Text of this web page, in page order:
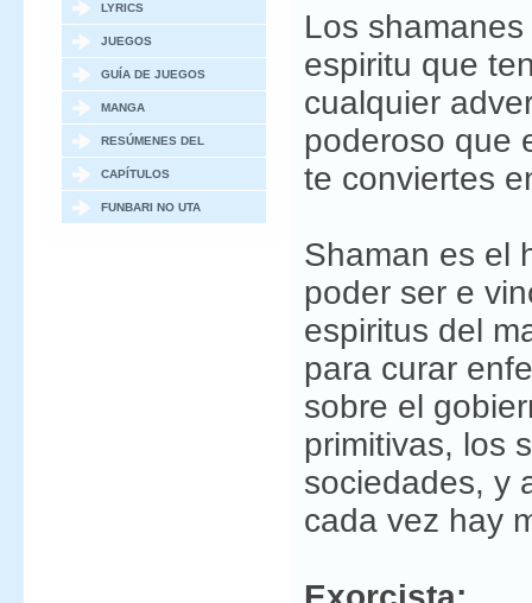
LYRICS
JUEGOS
GUÍA DE JUEGOS
MANGA
RESÚMENES DEL
MANGA
CAPÍTULOS
ESPECIALES / OVAS
FUNBARI NO UTA
Los
espiritu que
cualquier
poderoso que
te conviertes
Shaman es el
poder ser e
espiritus del
para curar
sobre el
primitivas, los
sociedades, y
cada vez hay